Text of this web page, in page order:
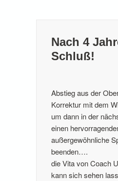
Nach 4
Schluß!
Abstieg aus der
Korrektur mit dem
um dann in der
einen
außergewöhnliche
beenden….
die Vita von Coach
kann sich sehen